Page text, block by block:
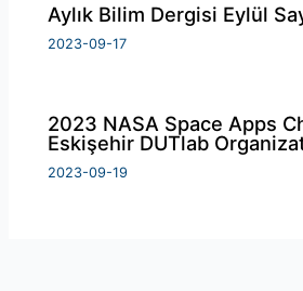
Aylık Bilim Dergisi Eylül
2023-09-17
2023 NASA Space Apps
Eskişehir DUTlab
2023-09-19